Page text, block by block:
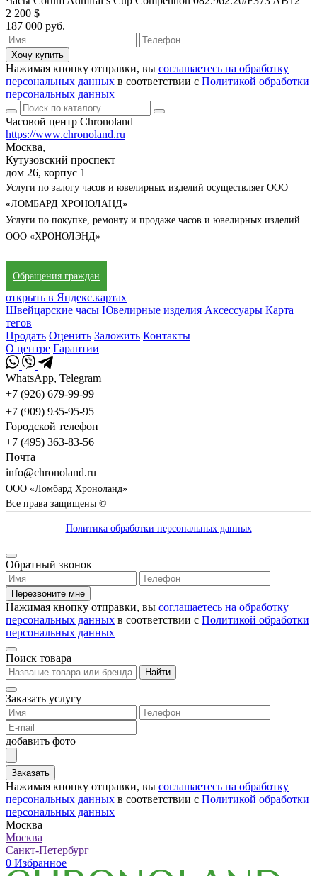
2 200 $
187 000 руб.
Хочу купить
Нажимая кнопку отправки, вы соглашаетесь на обработку
персональных данных в соответствии с Политикой обработки
персональных данных
Часовой центр Chronoland
https://www.chronoland.ru
Москва,
Кутузовский проспект
дом 26, корпус 1
Услуги по залогу часов и ювелирных изделий осуществляет ООО
«ЛОМБАРД ХРОНОЛАНД»
Услуги по покупке, ремонту и продаже часов и ювелирных изделий
ООО «ХРОНОЛЭНД»
Обращения граждан
открыть в Яндекс.картах
Швейцарские часы Ювелирные изделия Аксессуары Карта
тегов
Продать Оценить Заложить Контакты
О центре Гарантии
WhatsApp, Telegram
+7 (926) 679-99-99
+7 (909) 935-95-95
Городской телефон
+7 (495) 363-83-56
Почта
info@chronoland.ru
ООО «Ломбард Хроноланд»
Все права защищены ©
Политика обработки персональных данных
Обратный звонок
Перезвоните мне
Нажимая кнопку отправки, вы соглашаетесь на обработку
персональных данных в соответствии с Политикой обработки
персональных данных
Поиск товара
Найти
Заказать услугу
добавить фото
Заказать
Нажимая кнопку отправки, вы соглашаетесь на обработку
персональных данных в соответствии с Политикой обработки
персональных данных
Москва
Москва
Санкт-Петербург
0 Избранное